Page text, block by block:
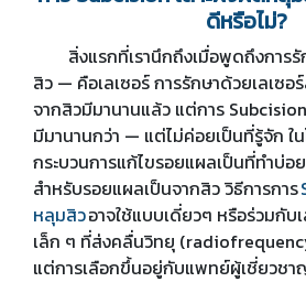
ดีหรือไม่?
สิ่งแรกที่เรานึกถึงเมื่อพูดถึงการรั
สิว — คือเลเซอร์ การรักษาด้วยเลเซอ
จากสิวมีมานานแล้ว แต่การ
มีมานานกว่า — แต่ไม่ค่อยเป็นที่รู้จัก ใ
กระบวนการแก้ไขรอยแผลเป็นที่ทำบ่
สำหรับรอยแผลเป็นจากสิว วิธีการการ
หลุมสิวอาจใช้แบบเดี่ยวๆ หรือร่วมกับ
เล็ก ๆ ที่ส่งคลื่นวิทยุ
แต่การเลือกขึ้นอยู่กับแพทย์ผู้เชี่ยวช